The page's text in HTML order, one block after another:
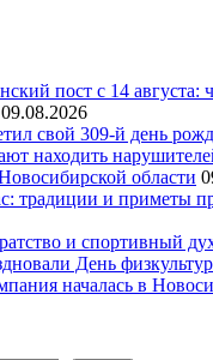
пост с 14 августа:
09.08.2026
свой 309-й день
находить
области
традиции и приметы
и спортивный
День
началась в